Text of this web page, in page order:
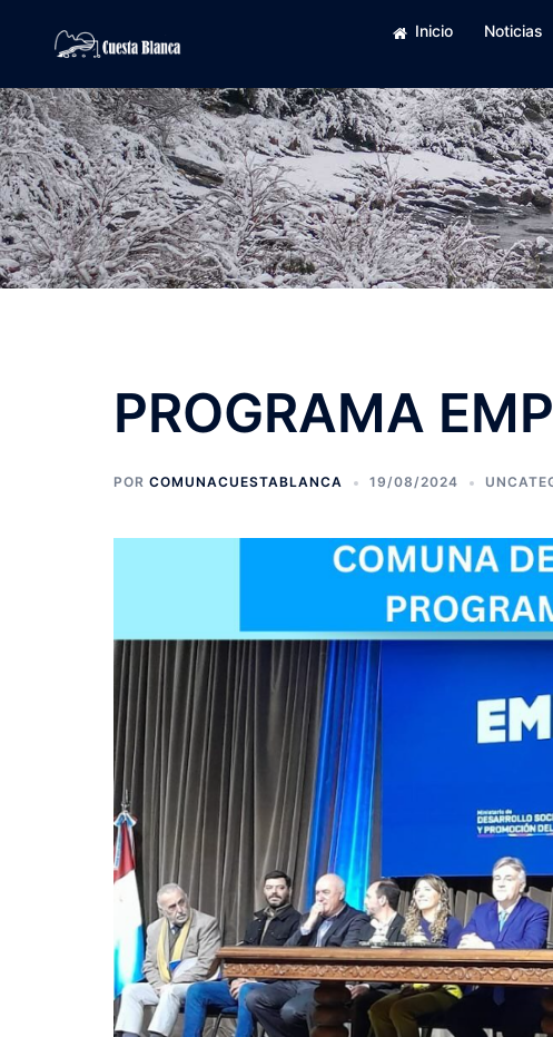
Inicio Noticias
PROGRAMA
POR COMUNACUESTABLANCA 19/08/2024